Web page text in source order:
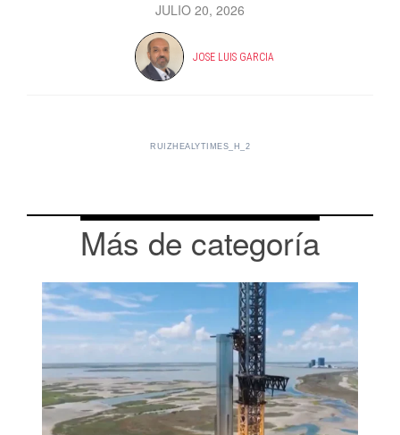
JULIO 20, 2026
JOSE LUIS GARCIA
RUIZHEALYTIMES_H_2
Más de categoría